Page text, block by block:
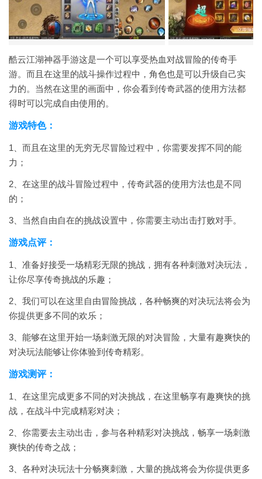
酷云江湖神器手游这是一个可以享受热血对战冒险的传奇手
游。而且在这里的战斗操作过程中，角色也是可以升级自己实
力的。当然在这里的画面中，你会看到传奇武器的使用方法都
得时可以完成自由使用的。
游戏特色：
1、而且在这里的无穷无尽冒险过程中，你需要发挥不同的能
力；
2、在这里的战斗冒险过程中，传奇武器的使用方法也是不同
的；
3、当然自由自在的挑战设置中，你需要主动出击打败对手。
游戏点评：
1、准备好接受一场精彩无限的挑战，拥有各种刺激对决玩法，
让你尽享传奇挑战的乐趣；
2、我们可以在这里自由冒险挑战，各种畅爽的对决玩法将会为
你提供更多不同的欢乐；
3、能够在这里开始一场刺激无限的对决冒险，大量有趣爽快的
对决玩法能够让你体验到传奇精彩。
游戏测评：
1、在这里完成更多不同的对决挑战，在这里畅享有趣爽快的挑
战，在战斗中完成精彩对决；
2、你需要去主动出击，参与各种精彩对决挑战，畅享一场刺激
爽快的传奇之战；
3、各种对决玩法十分畅爽刺激，大量的挑战将会为你提供更多